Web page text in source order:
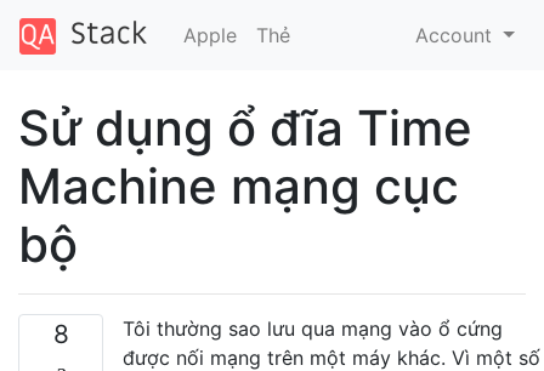
Apple Thẻ Account
Sử dụng ổ đĩa Time
Machine mạng cục
bộ
8
Tôi thường sao lưu qua mạng vào ổ cứng
được nối mạng trên một máy khác. Vì một số